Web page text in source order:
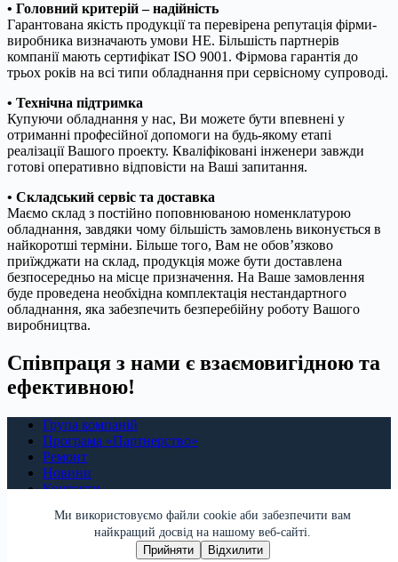
Ми використовуємо файли cookie аби забезпечити вам
найкращий досвід на нашому веб-сайті.
Прийняти
Відхилити
• Головний критерій – надійність
Гарантована якість продукції та перевірена репутація фірми-
виробника визначають умови НЕ. Більшість партнерів
компанії мають сертифікат ISO 9001. Фірмова гарантія до
трьох років на всі типи обладнання при сервісному супроводі.
• Технічна підтримка
Купуючи обладнання у нас, Ви можете бути впевнені у
отриманні професійної допомоги на будь-якому етапі
реалізації Вашого проекту. Кваліфіковані інженери завжди
готові оперативно відповісти на Ваші запитання.
• Складський сервіс та доставка
Маємо склад з постійно поповнюваною номенклатурою
обладнання, завдяки чому більшість замовлень виконується в
найкоротші терміни. Більше того, Вам не обов’язково
приїжджати на склад, продукція може бути доставлена ​​
безпосередньо на місце призначення. На Ваше замовлення
буде проведена необхідна комплектація нестандартного
обладнання, яка забезпечить безперебійну роботу Вашого
виробництва.
Співпраця з нами є взаємовигідною та
ефективною!
Група компаній
Програма «Партнерство»
Ремонт
Новини
Контакти
Всі права захищено © 2026 | New Electricity |